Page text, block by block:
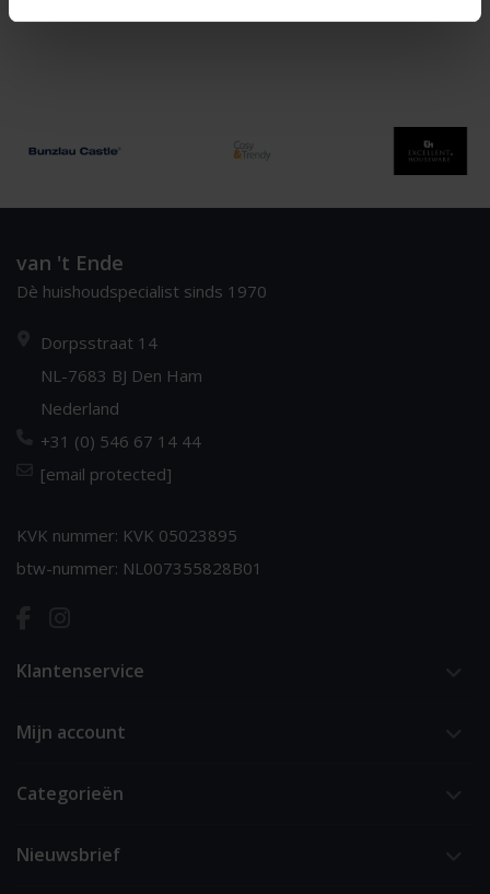
van 't Ende
Dè huishoudspecialist sinds 1970
Dorpsstraat 14
NL-7683 BJ Den Ham
Nederland
+31 (0) 546 67 14 44
[email protected]
KVK nummer: KVK 05023895
btw-nummer: NL007355828B01
Klantenservice
Mijn account
Categorieën
Nieuwsbrief